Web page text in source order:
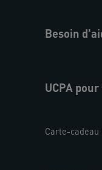
Besoin
UCPA
Carte-cadeau